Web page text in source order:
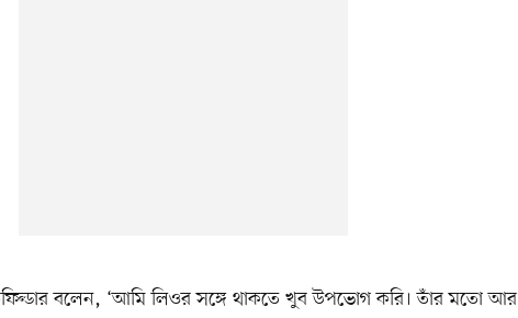
বলেন, ‘আমি লিওর সঙ্গে থাকতে খুব উপভোগ করি। তাঁর মতো আর